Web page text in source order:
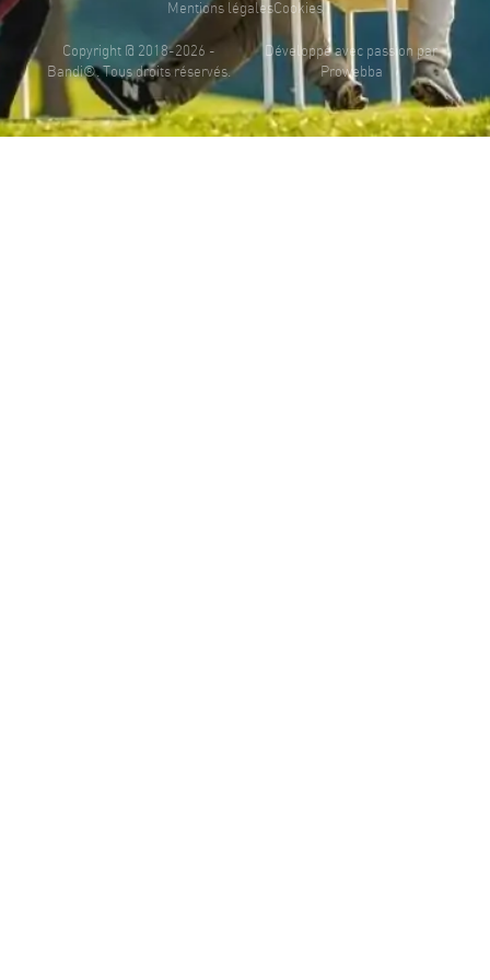
Mentions légalesCookies
Copyright @ 2018-2026 -
Bandi®. Tous droits réservés.
Développé avec passion par
Prowebba